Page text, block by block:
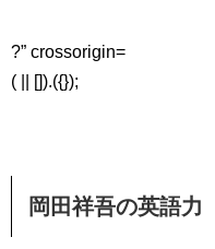
?” crossorigin=
( || []).({});
岡田祥吾の英語力